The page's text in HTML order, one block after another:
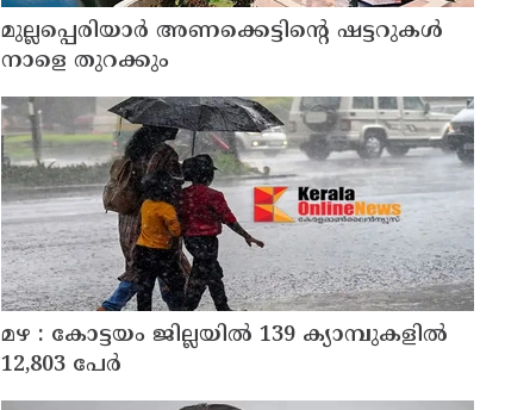
മുല്ലപ്പെരിയാർ അണക്കെട്ടിന്റെ ഷട്ടറുകൾ
നാളെ തുറക്കും
മഴ : കോട്ടയം ജില്ലയിൽ 139 ക്യാമ്പുകളിൽ
12,803 പേര്‍